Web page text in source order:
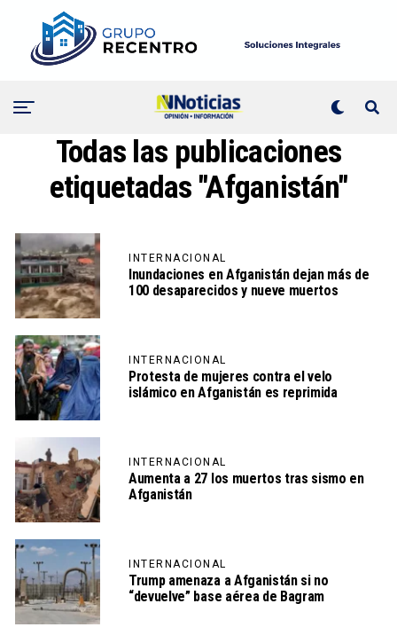
Todas las publicaciones
etiquetadas "Afganistán"
INTERNACIONAL
Inundaciones en Afganistán dejan más de
100 desaparecidos y nueve muertos
INTERNACIONAL
Protesta de mujeres contra el velo
islámico en Afganistán es reprimida
INTERNACIONAL
Aumenta a 27 los muertos tras sismo en
Afganistán
INTERNACIONAL
Trump amenaza a Afganistán si no
“devuelve” base aérea de Bagram